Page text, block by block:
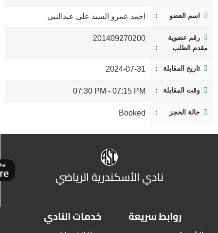
اسم العضو احمد عمرو السيد على عبدالنبى
رقم عضوية
مقدم الطلب
201409270200
تاريخ المقابلة 2024-07-31
وقت المقابلة 07:15 PM
-
07:30 PM
حالة الحجز Booked
نادي الأسكندرية الرياضي
روابط سريعة خدمات النادي